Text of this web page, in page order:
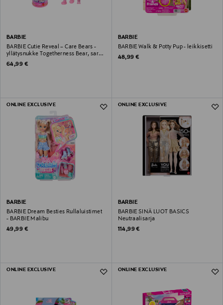
BARBIE
BARBIE️ Cutie Reveal – Care Bears -
yllätysnukke Togetherness Bear, sarja
2
Original Price
64,99 €
BARBIE
BARBIE Walk & Potty Pup - leikkisetti
Original Price
48,99 €
ONLINE EXCLUSIVE
BARBIE
BARBIE Dream Besties Rullaluistimet
- BARBIE Malibu
Original Price
49,99 €
ONLINE EXCLUSIVE
BARBIE
BARBIE SINÄ LUOT BASICS
Neutraalisarja
Original Price
114,99 €
ONLINE EXCLUSIVE ONLINE EXCLUSIVE